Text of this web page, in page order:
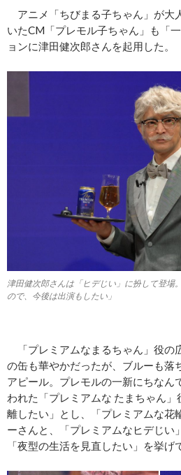
アニメ「ちびまる子ちゃん」が大
いたCM「プレモル子ちゃん」も「
ョンに津田健次郎さんを起用した。
津田健次郎さんは「ヒデじい」に扮して登場
ので、今後は出演もしたい」
「プレミアムなまるちゃん」役の
の缶も華やかだったが、ブルーも落
アピール。プレモルの一新にちなん
われた「プレミアムな たまちゃん
離したい」とし、「プレミアムな花
ーさんと、「プレミアムなヒデじい
「夜型の生活を見直したい」を挙げ